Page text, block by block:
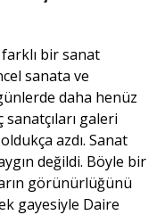
bir sanat
sanata ve
daha henüz
sanatçıları galeri
azdı. Sanat
değildi. Böyle bir
görünürlüğünü
gayesiyle Daire